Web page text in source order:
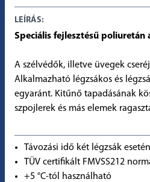
LEÍRÁS:
Speciális fejlesztésű poliuretán
A szélvédők, illetve üvegek
Alkalmazható légzsákos és
egyaránt. Kitűnő tapadásának
szpojlerek és más elemek
Távozási idő két légzsák
TÜV certifikált FMVSS212
+5 °C-tól használható